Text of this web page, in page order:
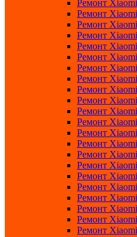
Ремонт
Ремонт
Ремонт
Ремонт
Ремонт
Ремонт
Ремонт
Ремонт
Ремонт
Ремонт
Ремонт
Ремонт
Ремонт
Ремонт
Ремонт
Ремонт
Ремонт
Ремонт
Ремонт
Ремонт
Ремонт
Ремонт